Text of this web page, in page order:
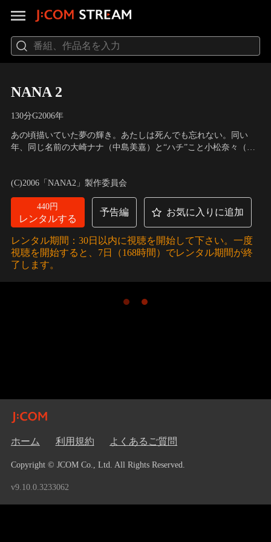
NANA 2
130分G2006年
あの頃描いていた夢の輝き。あたしは死んでも忘れない。同い
年、同じ名前の大崎ナナ（中島美嘉）と“ハチ”こと小松奈々（市
ド“TRAPNEST（トラネス）”のタクミ（玉山鉄二）との出会いを
プレゼントする。そんな折、仕事をクビになり落ち込むハチ
(C)2006「NANA2」製作委員会
440円
レンタルする
予告編 お気に入りに追加
レンタル期間：30日以内に視聴を開始して下さい。一度
視聴を開始すると、7日（168時間）でレンタル期間が終
了します。
ホーム 利用規約 よくあるご質問
Copyright © JCOM Co., Ltd. All Rights Reserved.
v9.10.0.3233062